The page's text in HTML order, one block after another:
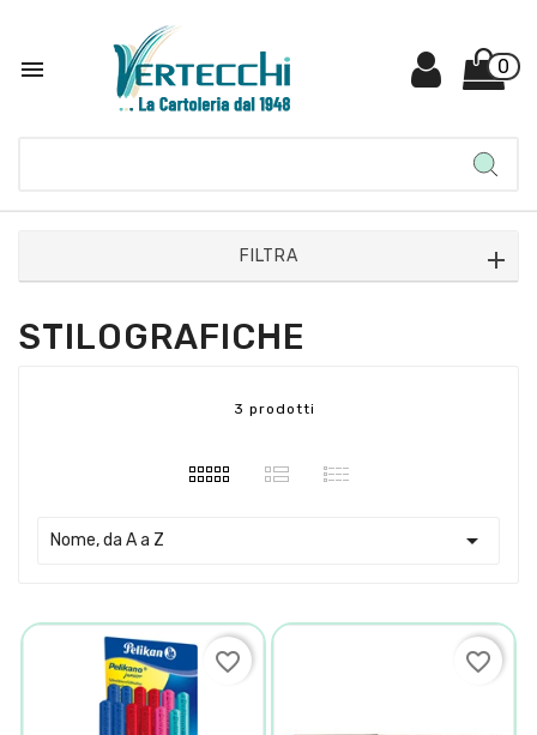
 0
FILTRA
STILOGRAFICHE
3 prodotti
Nome, da A a Z 
favorite_border favorite_border